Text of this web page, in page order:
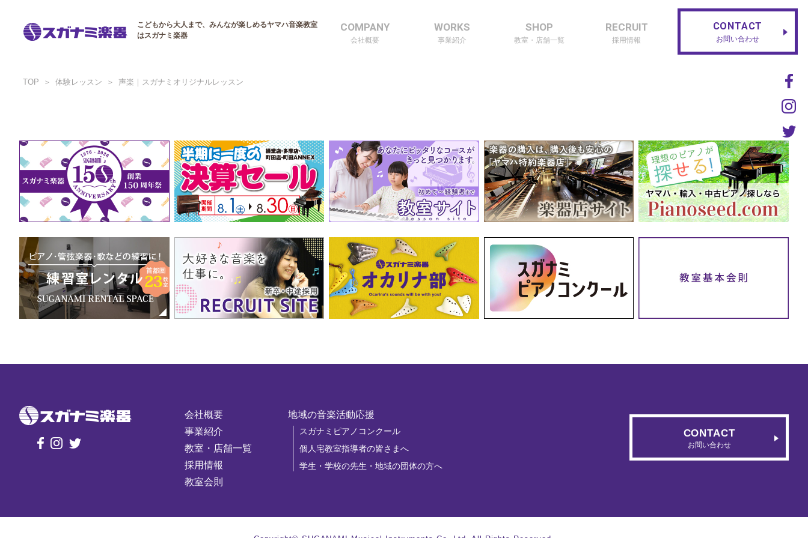
こどもから大人まで、みんなが楽しめるヤマハ音楽教室
はスガナミ楽器
COMPANY
会社概要
WORKS
事業紹介
SHOP
教室・店舗一覧
RECRUIT
採用情報
CONTACT
お問い合わせ
TOP 体験レッスン 声楽｜スガナミオリジナルレッスン
会社概要
事業紹介
教室・店舗一覧
採用情報
教室会則
地域の音楽活動応援
スガナミピアノコンクール
個人宅教室指導者の皆さまへ
学生・学校の先生・地域の団体の方へ
CONTACT
お問い合わせ